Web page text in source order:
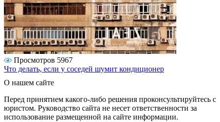
Просмотров 5967
Что делать, если у соседей шумит кондиционер
О нашем сайте
Перед принятием какого-либо решения проконсультируйтесь с
юристом. Руководство сайта не несет ответственности за
использование размещенной на сайте информации.